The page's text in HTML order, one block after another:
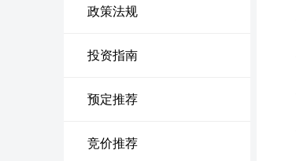
政策法规
投资指南
预定推荐
竞价推荐